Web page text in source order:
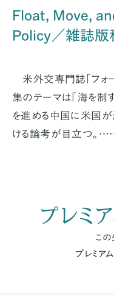
Float, Move,
Policy／雑誌版
米外交専門誌「フォ
集のテーマは「海を制
を進める中国に米国
ける論考が目立つ。
プレミ
この
プレミア